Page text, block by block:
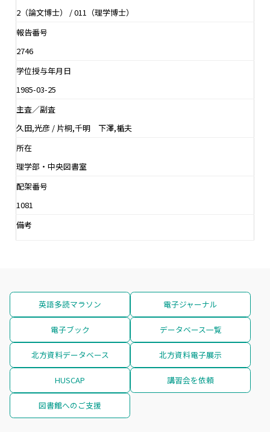
2（論文博士） / 011（理学博士）
報告番号
2746
学位授与年月日
1985-03-25
主査／副査
久田,光彦 / 片桐,千明 下澤,楯夫
所在
理学部・中央図書室
配架番号
1081
備考
英語多読マラソン 電子ジャーナル
電子ブック データベース一覧
北方資料データベース 北方資料電子展示
HUSCAP 講習会を依頼
図書館へのご支援